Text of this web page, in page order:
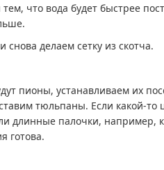
что вода будет быстрее
снова делаем сетку из скотча.
пионы, устанавливаем их
тюльпаны. Если какой-то
длинные палочки, например,
готова.